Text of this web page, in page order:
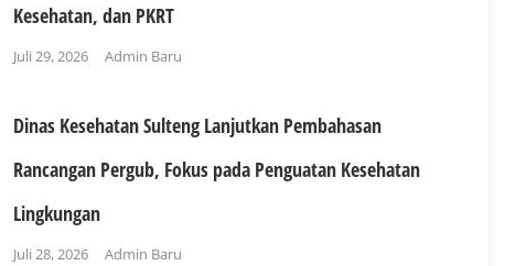
Kesehatan, dan PKRT
Juli 29, 2026 Admin Baru
Dinas Kesehatan Sulteng Lanjutkan Pembahasan
Rancangan Pergub, Fokus pada Penguatan Kesehatan
Lingkungan
Juli 28, 2026 Admin Baru